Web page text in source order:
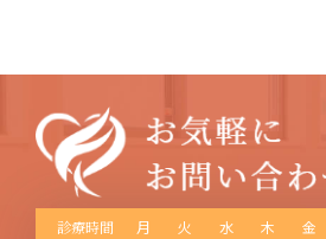
診療時間 月 火 水 木 金